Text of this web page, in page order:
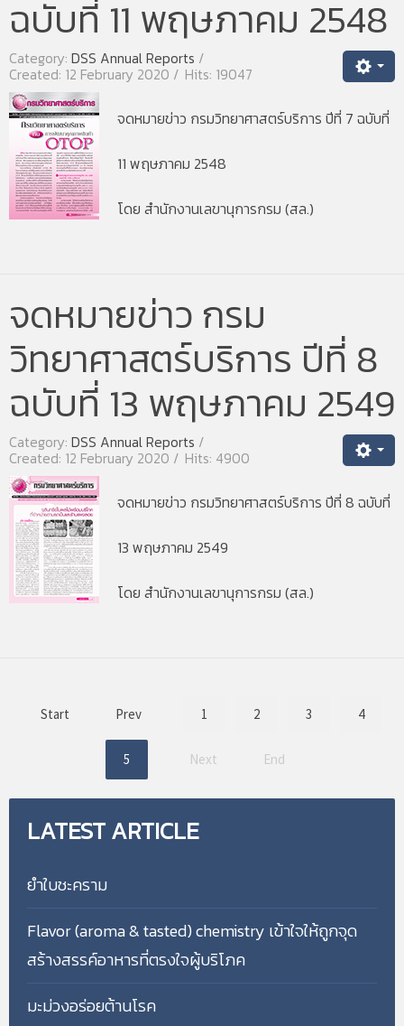
ฉบับที่ 11 พฤษภาคม 2548
Category: DSS Annual Reports
Created: 12 February 2020 Hits: 19047
จดหมายข่าว กรมวิทยาศาสตร์บริการ ปีที่ 7 ฉบับที่
11 พฤษภาคม 2548
โดย สำนักงานเลขานุการกรม (สล.)
จดหมายข่าว กรม
วิทยาศาสตร์บริการ ปีที่ 8
ฉบับที่ 13 พฤษภาคม 2549
Category: DSS Annual Reports
Created: 12 February 2020 Hits: 4900
จดหมายข่าว กรมวิทยาศาสตร์บริการ ปีที่ 8 ฉบับที่
13 พฤษภาคม 2549
โดย สำนักงานเลขานุการกรม (สล.)
Start Prev 1 2 3 4
5 Next End
LATESTARTICLE
ยำใบชะคราม
Flavor (aroma & tasted) chemistry เข้าใจให้ถูกจุด
สร้างสรรค์อาหารที่ตรงใจผู้บริโภค
มะม่วงอร่อยต้านโรค